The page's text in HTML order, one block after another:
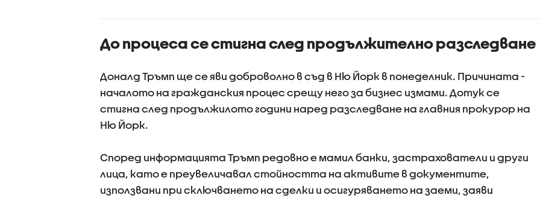
До процеса се стигна след продължително разследване
Доналд Тръмп ще се яви доброволно в съд в Ню Йорк в понеделник. Причината -
началото на гражданския процес срещу него за бизнес измами. Дотук се
стигна след продължилото години наред разследване на главния прокурор на
Ню Йорк.
Според информацията Тръмп редовно е мамил банки, застрахователи и други
лица, като е преувеличавал стойността на активите в документите,
използвани при сключването на сделки и осигуряването на заеми, заяви